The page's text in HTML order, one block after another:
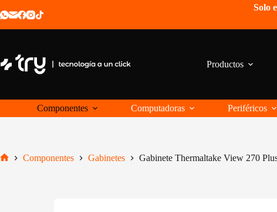
al
Solo
Productos
Componentes
Computadoras Periféricos
Componentes Gabinetes Gabinete Thermaltake View 270